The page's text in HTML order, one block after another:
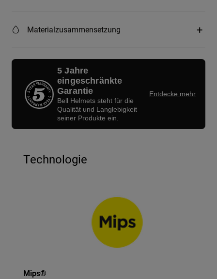
Materialzusammensetzung
5 Jahre
eingeschränkte
Garantie
Bell Helmets steht für die
Qualität und Langlebigkeit
seiner Produkte ein.
Entdecke mehr
Technologie
Mips®